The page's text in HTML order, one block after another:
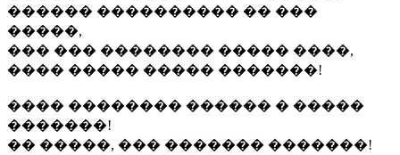
������ ���������� �� ���
�����,
��� ��� �������� ����� ����,
���� ����� ����� �������!
���� �������� ������ � �����
�������!
�� �����, ��� ������� �������!